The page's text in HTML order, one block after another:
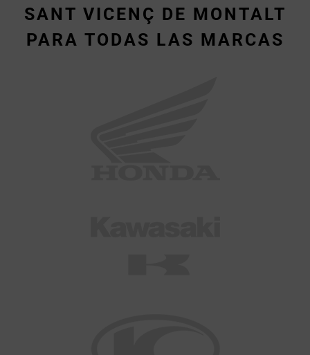
SANT VICENÇ DE MONTALT
PARA TODAS LAS MARCAS